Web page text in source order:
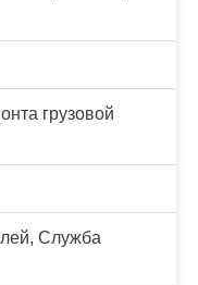
грузовой
Служба